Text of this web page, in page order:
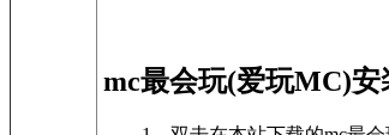
mc最会玩(爱玩MC)安